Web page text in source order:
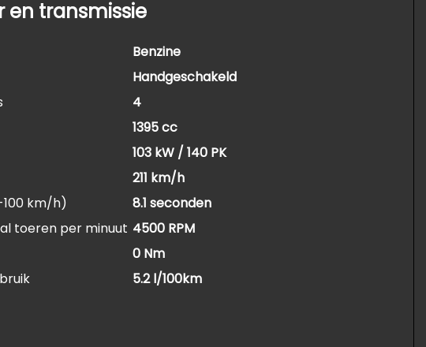
en transmissie
Benzine
Handgeschakeld
4
1395 cc
103 kW / 140 PK
211 km/h
km/h)
8.1 seconden
toeren per minuut 4500 RPM
0 Nm
5.2 l/100km